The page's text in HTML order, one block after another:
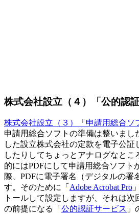
株式会社設立（４）「公的認
株式会社設立（３）「申請用総合ソ
申請用総合ソフトの準備は整いまし
した設立株式会社の定款を電子公証
したりしてちょっとアナログなとこ
的にはPDFにして申請用総合ソフト
際、PDFに電子署名（デジタルの署
す。そのために「 Adobe Acrobat Pro
トールして設定しますが、それは次
の前提になる「 公的認証サービス 」